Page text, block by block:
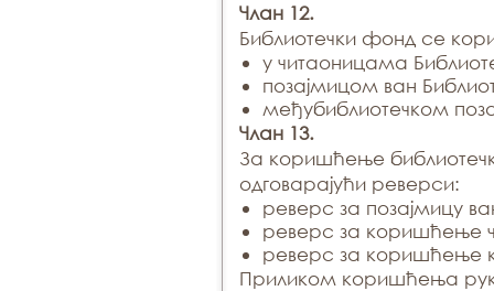
Члан 12.
Библиотечки фонд се
у читаоницама
позајмицом ван
међубиблиотечком
Члан 13.
За коришћење
одговарајући реверси:
реверс за позајмицу
реверс за коришћење
реверс за коришћење
Приликом коришћења